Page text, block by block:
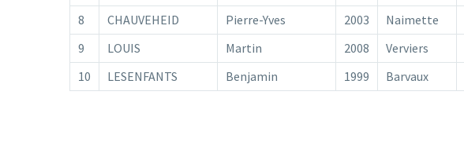
8
CHAUVEHEID Pierre-Yves 2003 Naimette
9
LOUIS Martin 2008 Verviers
10
LESENFANTS Benjamin 1999 Barvaux